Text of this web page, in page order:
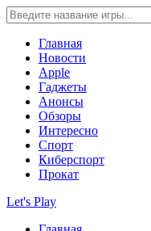
Главная
Новости
Apple
Гаджеты
Анонсы
Обзоры
Интересно
Спорт
Киберспорт
Прокат
Let's Play